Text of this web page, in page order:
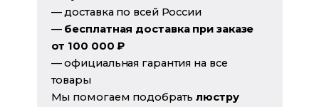
— доставка по всей России
— бесплатная доставка при заказе
от 100 000 ₽
— официальная гарантия на все
товары
Мы помогаем подобратьлюстру